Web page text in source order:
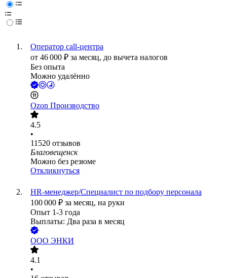
Оператор call-центра
от 46 000 ₽ за месяц, до вычета налогов
Без опыта
Можно удалённо
Ozon Производство
4.5
•
11520 отзывов
Благовещенск
Можно без резюме
Откликнуться
HR-менеджер/Специалист по подбору персонала
100 000 ₽ за месяц, на руки
Опыт 1-3 года
Выплаты: Два раза в месяц
ООО ЭНКИ
4.1
•